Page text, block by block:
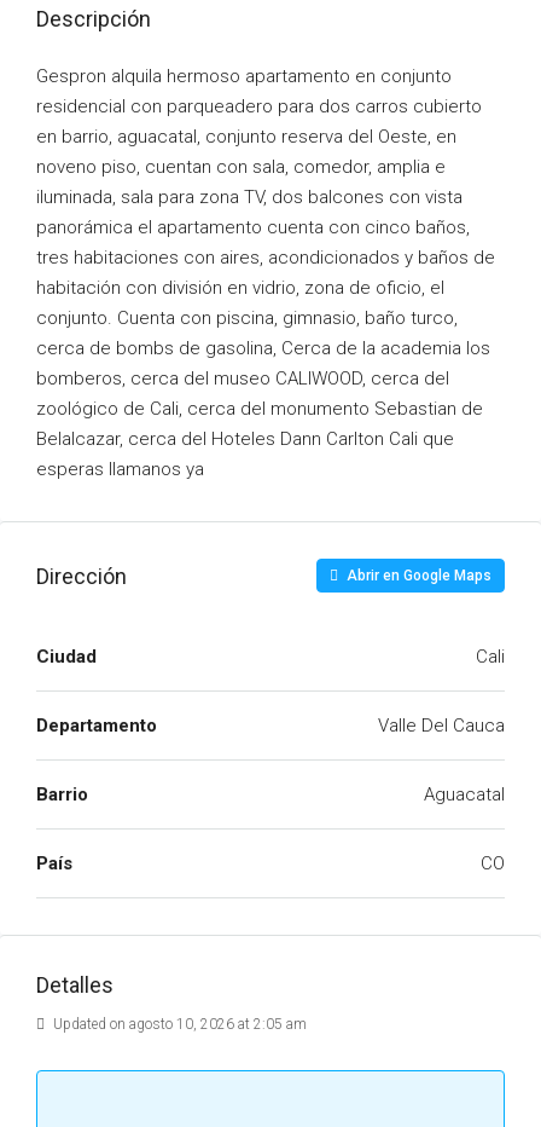
Descripción
Gespron alquila hermoso apartamento en conjunto
residencial con parqueadero para dos carros cubierto
en barrio, aguacatal, conjunto reserva del Oeste, en
noveno piso, cuentan con sala, comedor, amplia e
iluminada, sala para zona TV, dos balcones con vista
panorámica el apartamento cuenta con cinco baños,
tres habitaciones con aires, acondicionados y baños de
habitación con división en vidrio, zona de oficio, el
conjunto. Cuenta con piscina, gimnasio, baño turco,
cerca de bombs de gasolina, Cerca de la academia los
bomberos, cerca del museo CALIWOOD, cerca del
zoológico de Cali, cerca del monumento Sebastian de
Belalcazar, cerca del Hoteles Dann Carlton Cali que
esperas llamanos ya
Dirección Abrir en Google Maps
Ciudad Cali
Departamento Valle Del Cauca
Barrio Aguacatal
País CO
Detalles
Updated on agosto 10, 2026 at 2:05 am